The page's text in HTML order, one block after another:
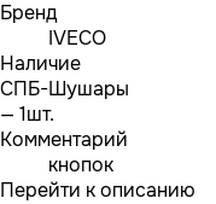
Бренд
IVECO
Наличие
СПБ-Шушары
— 1шт.
Комментарий
кнопок
Перейти к описанию